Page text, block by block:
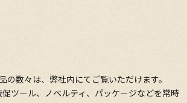
の数々は、弊社内にてご覧いただけます。
促ツール、ノベルティ、パッケージなどを常時